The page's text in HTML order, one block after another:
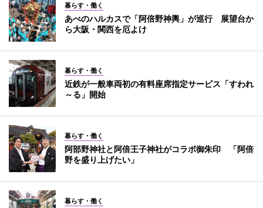
暮らす・働く
あべのハルカスで「阿倍野神輿」が巡行 展望台か
ら大阪・関西を厄よけ
暮らす・働く
近鉄が一般車両初の有料座席指定サービス「すわれ
～る」開始
暮らす・働く
阿部野神社と阿倍王子神社がコラボ御朱印 「阿倍
野を盛り上げたい」
暮らす・働く